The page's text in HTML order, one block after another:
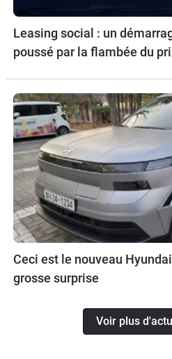
Leasing social : un
poussé par la flambée du
Ceci est le nouveau
grosse surprise
Voir plus